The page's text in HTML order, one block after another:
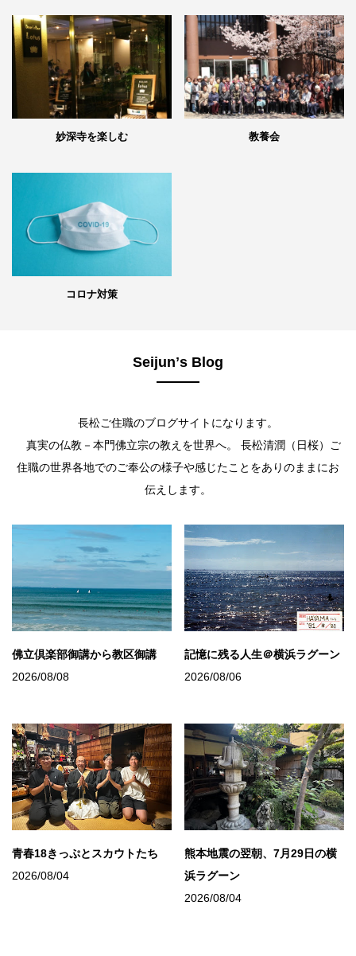
妙深寺を楽しむ 教養会
コロナ対策
Seijunʼs Blog
長松ご住職のブログサイトになります。
真実の仏教－本門佛立宗の教えを世界へ。 長松清潤（日桜）ご
住職の世界各地でのご奉公の様子や感じたことをありのままにお
伝えします。
佛立倶楽部御講から教区御講
2026/08/08
記憶に残る人生＠横浜ラグーン
2026/08/06
青春18きっぷとスカウトたち
2026/08/04
熊本地震の翌朝、7月29日の横
浜ラグーン
2026/08/04